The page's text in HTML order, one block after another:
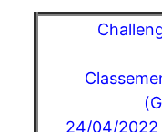
24/04/2022